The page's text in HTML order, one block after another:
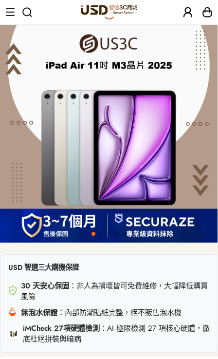
USD 智選三大購機保證
30 天安心保固 ：非人為損壞皆可免費維修，大幅降低購買
風險
無泡水保證：內部防潮貼紙完整，絕不販售泡水機
iMCheck 27項硬體檢測 ：AI 極限檢測 27 項核心硬體，徹
底杜絕拼裝與暗病